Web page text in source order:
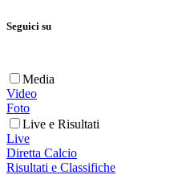
Seguici su
Media
Video
Foto
Live e Risultati
Live
Diretta Calcio
Risultati e Classifiche